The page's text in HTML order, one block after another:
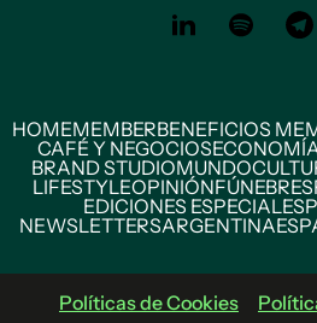
HOMEMEMBERBENEFICIOS
CAFÉ Y NEGOCIOS
BRAND STUDIOMUNDO
LIFESTYLEOPINIÓNFÚNEBRES
EDICIONES ESPECIALES
NEWSLETTERSARGENTINA
Políticas de Cookies